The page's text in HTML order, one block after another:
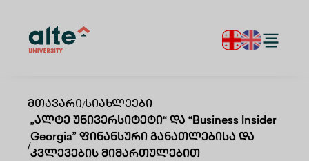
Მთავარი/Სიახლეები
/
„ალტე Უნივერსიტეტი“ Და “Business Insider
Georgia” Ფინანსური Განათლებისა Და
Კვლევების Მიმართულებით